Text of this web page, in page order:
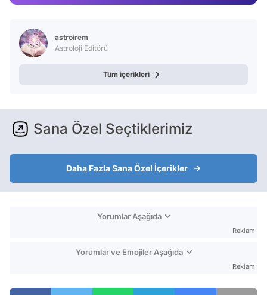
astroirem
Astroloji Editörü
Tüm içerikleri
Sana Özel Seçtiklerimiz
Daha Fazla Sana Özel İçerikler
Yorumlar Aşağıda
Reklam
Yorumlar ve Emojiler Aşağıda
Reklam